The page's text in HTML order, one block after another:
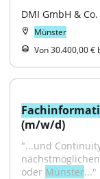
DMI GmbH & Co.
Münster
Von 30.400,00 €
(m/w/d)
"...und
oder Münster..."